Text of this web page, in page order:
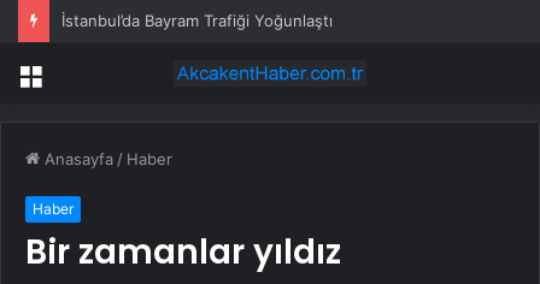
İstanbul’da Bayram Trafiği Yoğunlaştı
Menü
Anasayfa / Haber
Haber
Bir zamanlar yıldız